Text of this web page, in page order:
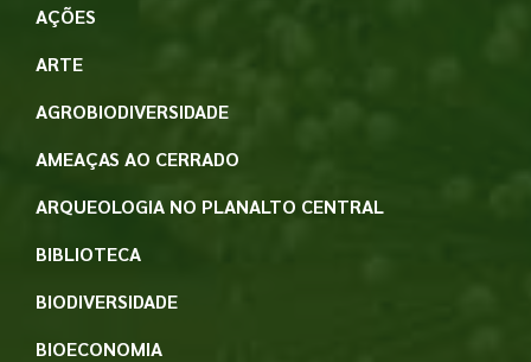
AÇÕES
ARTE
AGROBIODIVERSIDADE
AMEAÇAS AO CERRADO
ARQUEOLOGIA NO PLANALTO CENTRAL
BIBLIOTECA
BIODIVERSIDADE
BIOECONOMIA